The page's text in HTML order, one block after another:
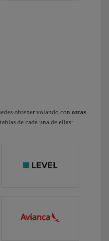
obtener volando con otras
de cada una de ellas: